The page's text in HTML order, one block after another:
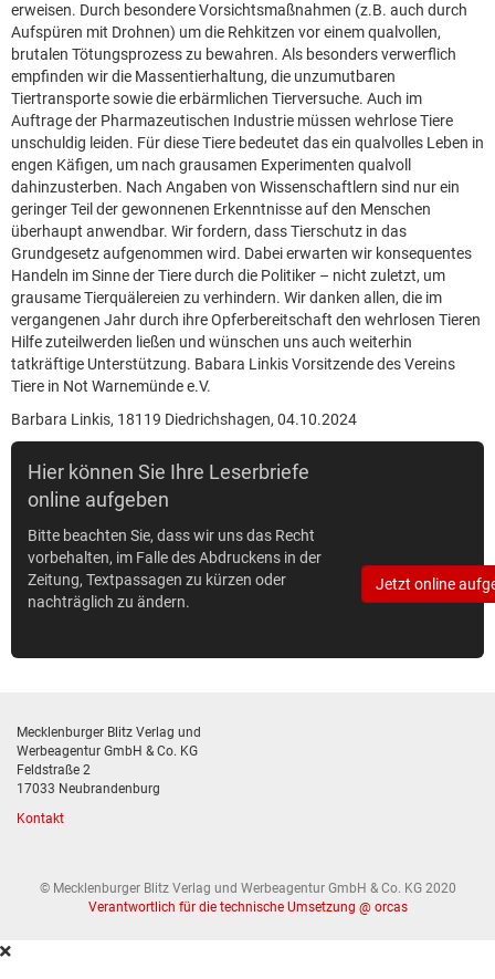
erweisen. Durch besondere Vorsichtsmaßnahmen (z.B. auch durch
Aufspüren mit Drohnen) um die Rehkitzen vor einem qualvollen,
brutalen Tötungsprozess zu bewahren. Als besonders verwerflich
empfinden wir die Massentierhaltung, die unzumutbaren
Tiertransporte sowie die erbärmlichen Tierversuche. Auch im
Auftrage der Pharmazeutischen Industrie müssen wehrlose Tiere
unschuldig leiden. Für diese Tiere bedeutet das ein qualvolles Leben in
engen Käfigen, um nach grausamen Experimenten qualvoll
dahinzusterben. Nach Angaben von Wissenschaftlern sind nur ein
geringer Teil der gewonnenen Erkenntnisse auf den Menschen
überhaupt anwendbar. Wir fordern, dass Tierschutz in das
Grundgesetz aufgenommen wird. Dabei erwarten wir konsequentes
Handeln im Sinne der Tiere durch die Politiker – nicht zuletzt, um
grausame Tierquälereien zu verhindern. Wir danken allen, die im
vergangenen Jahr durch ihre Opferbereitschaft den wehrlosen Tieren
Hilfe zuteilwerden ließen und wünschen uns auch weiterhin
tatkräftige Unterstützung. Babara Linkis Vorsitzende des Vereins
Tiere in Not Warnemünde e.V.
Barbara Linkis, 18119 Diedrichshagen, 04.10.2024
Hier können Sie Ihre Leserbriefe
online aufgeben
Bitte beachten Sie, dass wir uns das Recht
vorbehalten, im Falle des Abdruckens in der
Zeitung, Textpassagen zu kürzen oder
nachträglich zu ändern.
Jetzt online
Mecklenburger Blitz Verlag und
Werbeagentur GmbH & Co. KG
Feldstraße 2
17033 Neubrandenburg
Kontakt
© Mecklenburger Blitz Verlag und Werbeagentur GmbH & Co. KG 2020
Verantwortlich für die technische Umsetzung @ orcas